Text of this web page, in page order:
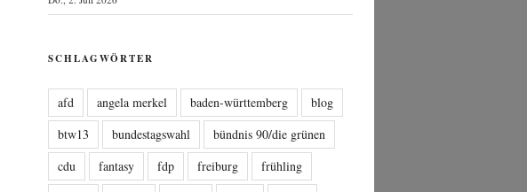
SCHLAGWÖRTER
afd angela merkel baden-württemberg
blog
btw13
bundestagswahl
bündnis 90/die grünen
cdu
fantasy fdp freiburg
frühling